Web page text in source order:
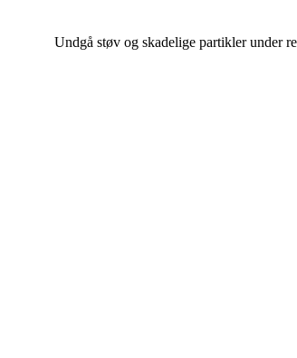
Undgå støv og skadelige partikler under